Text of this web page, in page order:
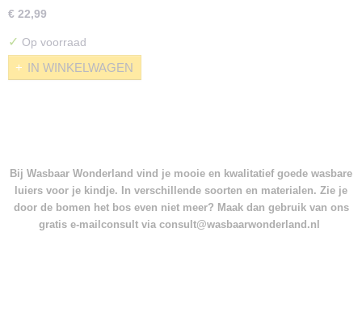
€ 22,99
✓ Op voorraad
IN WINKELWAGEN
Bij Wasbaar Wonderland vind je mooie en kwalitatief goede wasbare
luiers voor je kindje. In verschillende soorten en materialen. Zie je
door de bomen het bos even niet meer? Maak dan gebruik van ons
gratis e-mailconsult via consult@wasbaarwonderland.nl